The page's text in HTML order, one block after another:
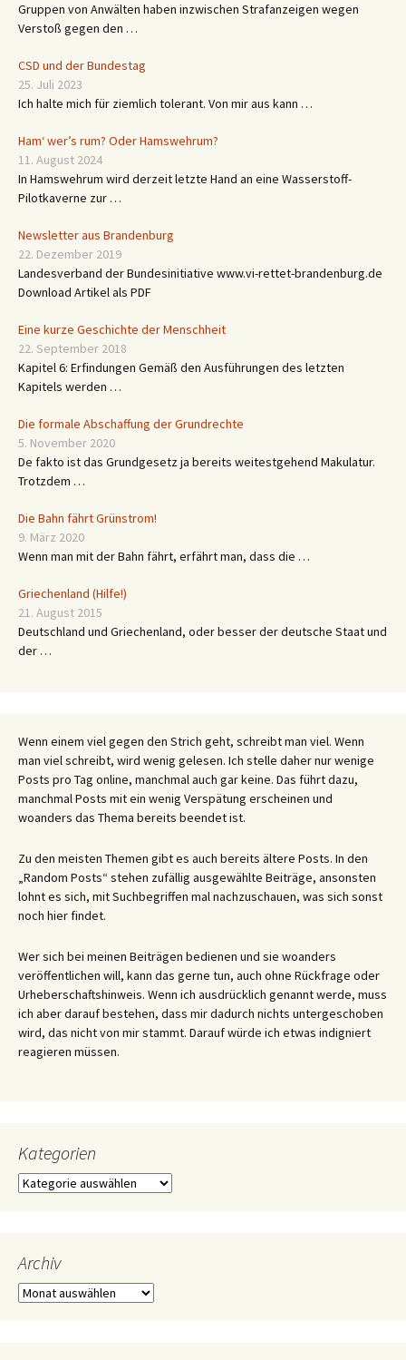
Gruppen von Anwälten haben inzwischen Strafanzeigen wegen
Verstoß gegen den …
CSD und der Bundestag
25. Juli 2023
Ich halte mich für ziemlich tolerant. Von mir aus kann …
Ham‘ wer’s rum? Oder Hamswehrum?
11. August 2024
In Hamswehrum wird derzeit letzte Hand an eine Wasserstoff-
Pilotkaverne zur …
Newsletter aus Brandenburg
22. Dezember 2019
Landesverband der Bundesinitiative www.vi-rettet-brandenburg.de
Download Artikel als PDF
Eine kurze Geschichte der Menschheit
22. September 2018
Kapitel 6: Erfindungen Gemäß den Ausführungen des letzten
Kapitels werden …
Die formale Abschaffung der Grundrechte
5. November 2020
De fakto ist das Grundgesetz ja bereits weitestgehend Makulatur.
Trotzdem …
Die Bahn fährt Grünstrom!
9. März 2020
Wenn man mit der Bahn fährt, erfährt man, dass die …
Griechenland (Hilfe!)
21. August 2015
Deutschland und Griechenland, oder besser der deutsche Staat und
der …
Wenn einem viel gegen den Strich geht, schreibt man viel. Wenn
man viel schreibt, wird wenig gelesen. Ich stelle daher nur wenige
Posts pro Tag online, manchmal auch gar keine. Das führt dazu,
manchmal Posts mit ein wenig Verspätung erscheinen und
woanders das Thema bereits beendet ist.
Zu den meisten Themen gibt es auch bereits ältere Posts. In den
„Random Posts“ stehen zufällig ausgewählte Beiträge, ansonsten
lohnt es sich, mit Suchbegriffen mal nachzuschauen, was sich sonst
noch hier findet.
Wer sich bei meinen Beiträgen bedienen und sie woanders
veröffentlichen will, kann das gerne tun, auch ohne Rückfrage oder
Urheberschaftshinweis. Wenn ich ausdrücklich genannt werde, muss
ich aber darauf bestehen, dass mir dadurch nichts untergeschoben
wird, das nicht von mir stammt. Darauf würde ich etwas indigniert
reagieren müssen.
Kategorien
Kategorien
Archiv
Archiv